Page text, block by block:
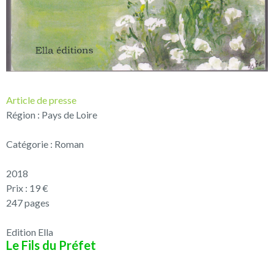
Article de presse
Région : Pays de Loire
Catégorie : Roman
2018
Prix : 19 €
247 pages
Edition Ella
Le Fils du Préfet